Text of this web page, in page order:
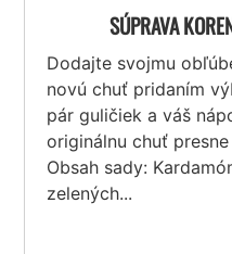
SÚPRAVA
Dodajte svojmu
novú chuť pridaním
pár guličiek a váš
originálnu chuť
Obsah sady:
zelených...